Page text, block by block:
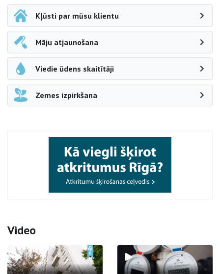
Kļūsti par mūsu klientu
Māju atjaunošana
Viedie ūdens skaitītāji
Zemes izpirkšana
Video